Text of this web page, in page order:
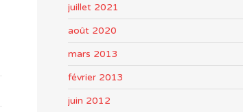
juillet 2021
août 2020
mars 2013
février 2013
juin 2012